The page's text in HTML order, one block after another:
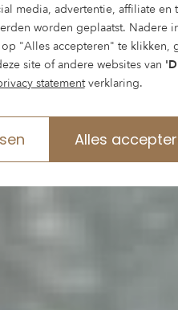
media, advertentie, affiliate en
worden geplaatst. Nadere
"Alles accepteren" te klikken,
site of andere websites van
statementverklaring.
Alles